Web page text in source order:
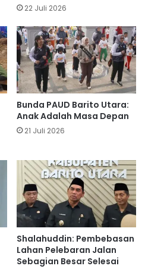
22 Juli 2026
Bunda PAUD Barito Utara:
Anak Adalah Masa Depan
21 Juli 2026
Shalahuddin: Pembebasan
Lahan Pelebaran Jalan
Sebagian Besar Selesai